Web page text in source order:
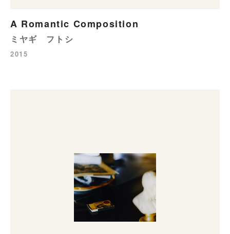
A Romantic Composition
ミヤギ フトシ
2015